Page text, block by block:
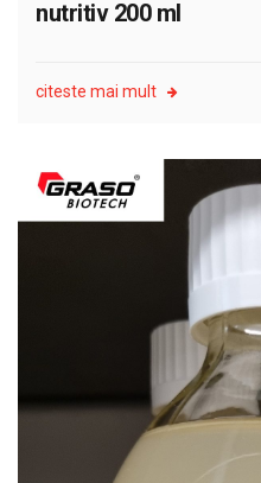
nutritiv 200 ml
citeste mai mult